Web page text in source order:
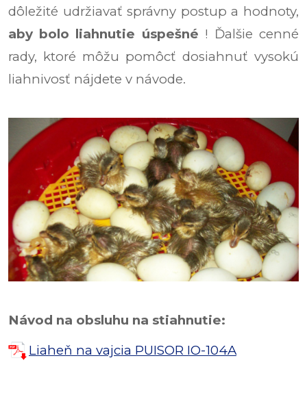
dôležité udržiavať správny postup a hodnoty,
aby bolo liahnutie úspešné ! Ďalšie cenné
rady, ktoré môžu pomôcť dosiahnuť vysokú
liahnivosť nájdete v návode.
Návod na obsluhu na stiahnutie:
Liaheň na vajcia PUISOR IO-104A